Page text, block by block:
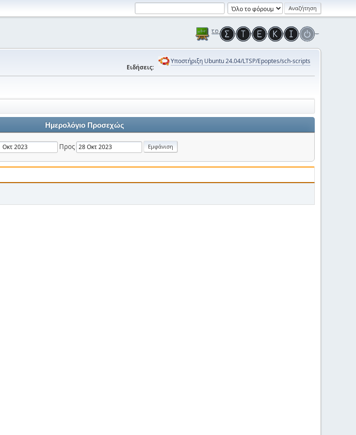
Ειδήσεις:
Υποστήριξη Ubuntu 24.04/LTSP/Epoptes/sch-scripts
Ημερολόγιο Προσεχώς
Προς